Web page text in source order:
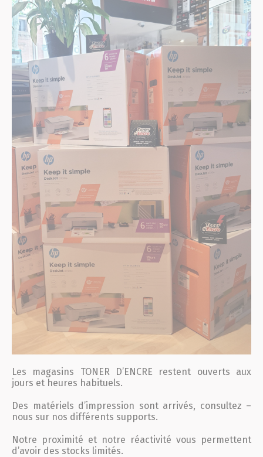
Les magasins TONER D’ENCRE restent ouverts aux
jours et heures habituels.
Des matériels d’impression sont arrivés, consultez –
nous sur nos différents supports.
Notre proximité et notre réactivité vous permettent
d’avoir des stocks limités.